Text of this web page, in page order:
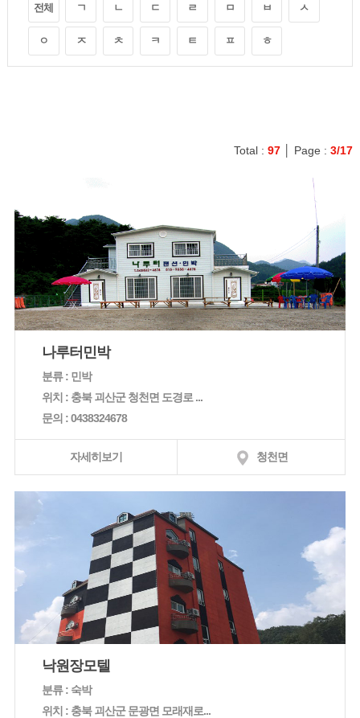
전체 ㄱ ㄴ ㄷ ㄹ ㅁ ㅂ ㅅ
ㅇ ㅈ ㅊ ㅋ ㅌ ㅍ ㅎ
Total :97 │ Page :3/17
나루터민박
분류 : 민박
위치 : 충북 괴산군 청천면 도경로 ...
문의 : 0438324678
자세히보기 청천면
낙원장모텔
분류 : 숙박
위치 : 충북 괴산군 문광면 모래재로...